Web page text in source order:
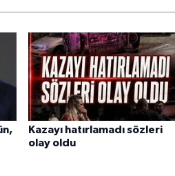
Kazayı hatırlamadı sözleri
olay oldu